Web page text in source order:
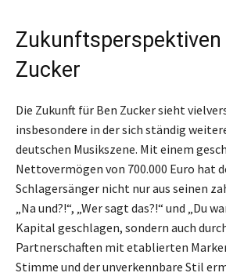
Zukunftsperspektiven
Zucker
Die Zukunft für Ben Zucker sieht
insbesondere in der sich ständig
deutschen Musikszene. Mit einem
Nettovermögen von 700.000 Euro hat
Schlagersänger nicht nur aus seinen
„Na und?!“, „Wer sagt das?!“ und „Du
Kapital geschlagen, sondern auch
Partnerschaften mit etablierten
Stimme und der unverkennbare Stil